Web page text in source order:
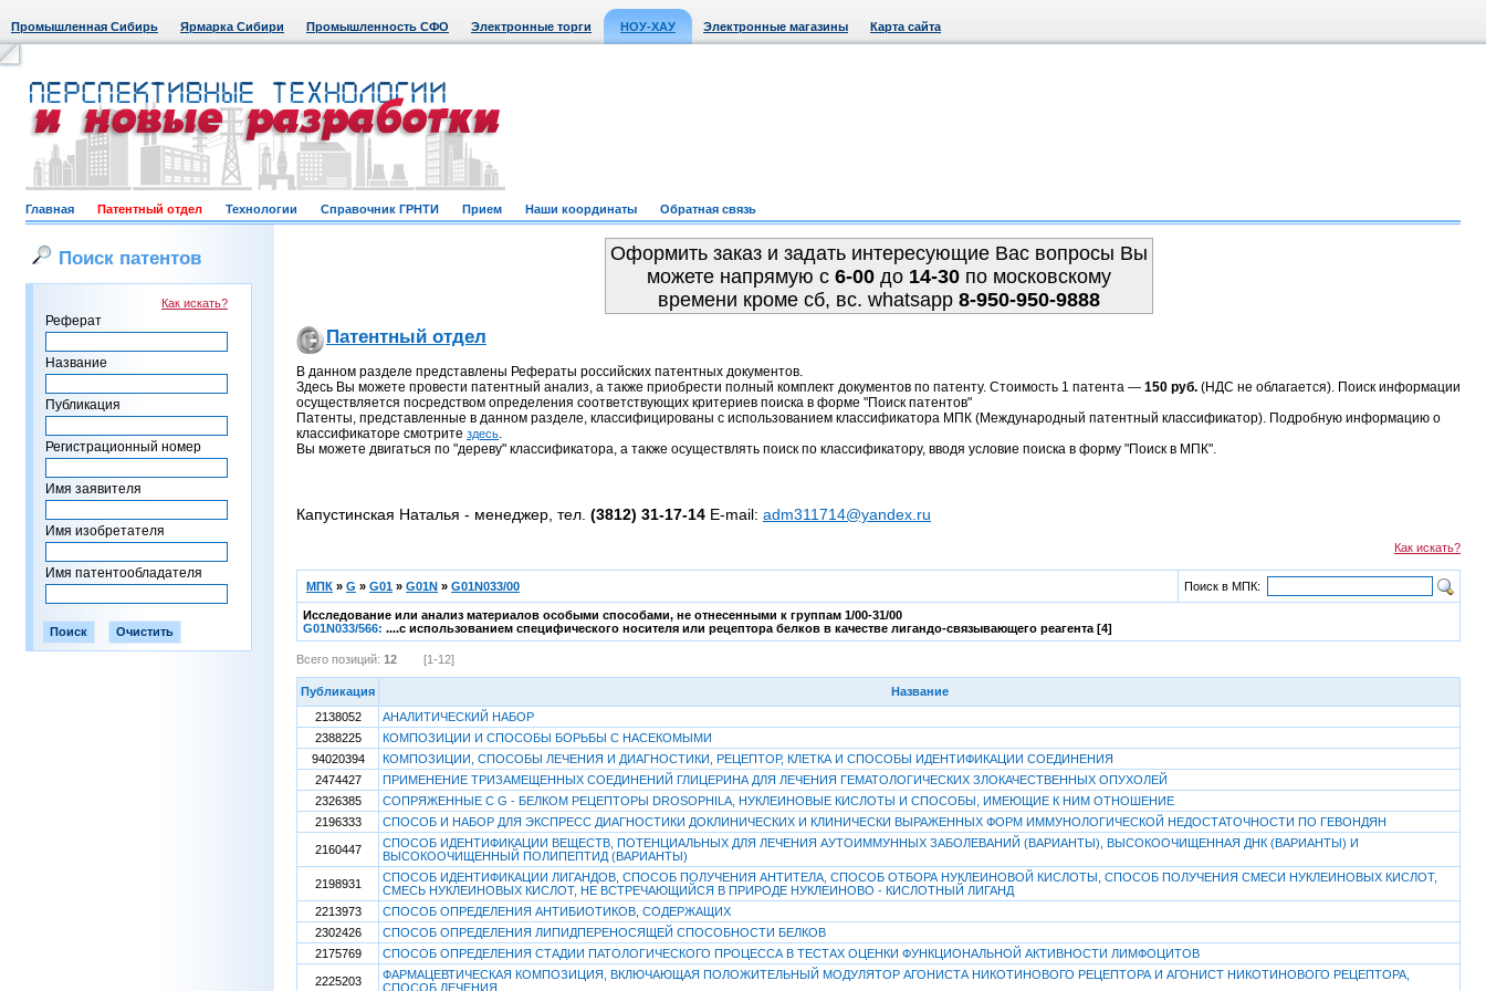
Промышленная Сибирь Ярмарка Сибири Промышленность СФО Электронные торги НОУ-ХАУ Электронные магазины Карта сайта
Главная Патентный отдел Технологии Справочник ГРНТИ Прием Наши координаты Обратная связь
Поиск патентов
Как искать?
Реферат
Название
Публикация
Регистрационный номер
Имя заявителя
Имя изобретателя
Имя патентообладателя
Оформить заказ и задать интересующие Вас вопросы Вы
можете напрямую c 6-00до 14-30по московскому
времени кроме сб, вс. whatsapp 8-950-950-9888
Патентный отдел
В данном разделе представлены Рефераты российских патентных документов.
Здесь Вы можете провести патентный анализ, а также приобрести полный комплект документов по патенту. Стоимость 1 патента — 150 руб. (НДС не облагается). Поиск информации
осуществляется посредством определения соответствующих критериев поиска в форме "Поиск патентов"
Патенты, представленные в данном разделе, классифицированы с использованием классификатора МПК (Международный патентный классификатор). Подробную информацию о
классификаторе смотрите здесь.
Вы можете двигаться по "дереву" классификатора, а также осуществлять поиск по классификатору, вводя условие поиска в форму "Поиск в МПК".
Капустинская Наталья - менеджер, тел. (3812) 31-17-14 E-mail: adm311714@yandex.ru
Как искать?
МПК » G » G01 » G01N » G01N033/00 Поиск в МПК:
Исследование или анализ материалов особыми способами, не отнесенными к группам 1/00-31/00
G01N033/566: ....с использованием специфического носителя или рецептора белков в качестве лигандо-связывающего реагента [4]
Всего позиций: 12 [1-12]
Публикация
Название
2138052
АНАЛИТИЧЕСКИЙ НАБОР
2388225
КОМПОЗИЦИИ И СПОСОБЫ БОРЬБЫ С НАСЕКОМЫМИ
94020394
КОМПОЗИЦИИ, СПОСОБЫ ЛЕЧЕНИЯ И ДИАГНОСТИКИ, РЕЦЕПТОР, КЛЕТКА И СПОСОБЫ ИДЕНТИФИКАЦИИ СОЕДИНЕНИЯ
2474427
ПРИМЕНЕНИЕ ТРИЗАМЕЩЕННЫХ СОЕДИНЕНИЙ ГЛИЦЕРИНА ДЛЯ ЛЕЧЕНИЯ ГЕМАТОЛОГИЧЕСКИХ ЗЛОКАЧЕСТВЕННЫХ ОПУХОЛЕЙ
2326385
СОПРЯЖЕННЫЕ С G - БЕЛКОМ РЕЦЕПТОРЫ DROSOPHILA, НУКЛЕИНОВЫЕ КИСЛОТЫ И СПОСОБЫ, ИМЕЮЩИЕ К НИМ ОТНОШЕНИЕ
2196333
СПОСОБ И НАБОР ДЛЯ ЭКСПРЕСС ДИАГНОСТИКИ ДОКЛИНИЧЕСКИХ И КЛИНИЧЕСКИ ВЫРАЖЕННЫХ ФОРМ ИММУНОЛОГИЧЕСКОЙ НЕДОСТАТОЧНОСТИ ПО ГЕВОНДЯН
2160447
СПОСОБ ИДЕНТИФИКАЦИИ ВЕЩЕСТВ, ПОТЕНЦИАЛЬНЫХ ДЛЯ ЛЕЧЕНИЯ АУТОИММУННЫХ ЗАБОЛЕВАНИЙ (ВАРИАНТЫ), ВЫСОКООЧИЩЕННАЯ ДНК (ВАРИАНТЫ) И
ВЫСОКООЧИЩЕННЫЙ ПОЛИПЕПТИД (ВАРИАНТЫ)
2198931
СПОСОБ ИДЕНТИФИКАЦИИ ЛИГАНДОВ, СПОСОБ ПОЛУЧЕНИЯ АНТИТЕЛА, СПОСОБ ОТБОРА НУКЛЕИНОВОЙ КИСЛОТЫ, СПОСОБ ПОЛУЧЕНИЯ СМЕСИ НУКЛЕИНОВЫХ КИСЛОТ,
СМЕСЬ НУКЛЕИНОВЫХ КИСЛОТ, НЕ ВСТРЕЧАЮЩИЙСЯ В ПРИРОДЕ НУКЛЕИНОВО - КИСЛОТНЫЙ ЛИГАНД
2213973
СПОСОБ ОПРЕДЕЛЕНИЯ АНТИБИОТИКОВ, СОДЕРЖАЩИХ
2302426
СПОСОБ ОПРЕДЕЛЕНИЯ ЛИПИДПЕРЕНОСЯЩЕЙ СПОСОБНОСТИ БЕЛКОВ
2175769
СПОСОБ ОПРЕДЕЛЕНИЯ СТАДИИ ПАТОЛОГИЧЕСКОГО ПРОЦЕССА В ТЕСТАХ ОЦЕНКИ ФУНКЦИОНАЛЬНОЙ АКТИВНОСТИ ЛИМФОЦИТОВ
2225203
ФАРМАЦЕВТИЧЕСКАЯ КОМПОЗИЦИЯ, ВКЛЮЧАЮЩАЯ ПОЛОЖИТЕЛЬНЫЙ МОДУЛЯТОР АГОНИСТА НИКОТИНОВОГО РЕЦЕПТОРА И АГОНИСТ НИКОТИНОВОГО РЕЦЕПТОРА,
СПОСОБ ЛЕЧЕНИЯ